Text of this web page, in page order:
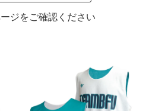
ジをご確認ください